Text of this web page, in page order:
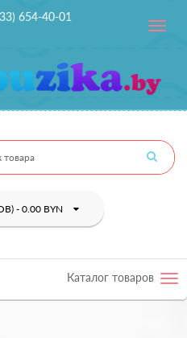
654-40-01
Toggle
- 0.00 BYN
Каталог товаров